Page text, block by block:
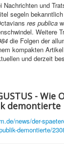
Nachrichten und
segeln
res publica
Weitere
die Folgen der
kompakten
und derzeit
- Wie
demontierte
news/der-
demontierte/